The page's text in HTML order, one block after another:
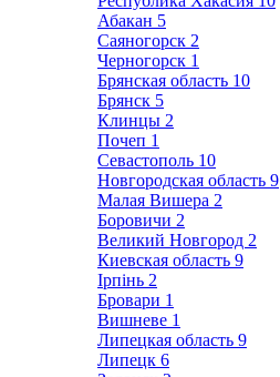
Абакан 5
Саяногорск 2
Черногорск 1
Брянская область 10
Брянск 5
Клинцы 2
Почеп 1
Севастополь 10
Новгородская область 9
Малая Вишера 2
Боровичи 2
Великий Новгород 2
Киевская область 9
Ірпінь 2
Бровари 1
Вишневе 1
Липецкая область 9
Липецк 6